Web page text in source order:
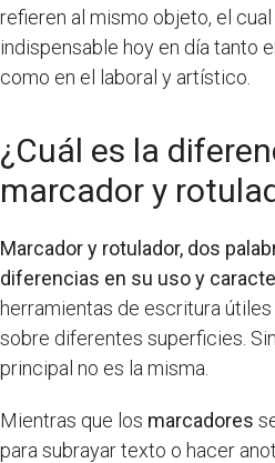
refieren al mismo objeto, el
indispensable hoy en día tanto
como en el laboral y artístico.
¿Cuál es la
marcador y
Marcador y rotulador, dos
diferencias en su uso y
herramientas de escritura
sobre diferentes superficies.
principal no es la misma.
Mientras que los marcadores
para subrayar texto o hacer